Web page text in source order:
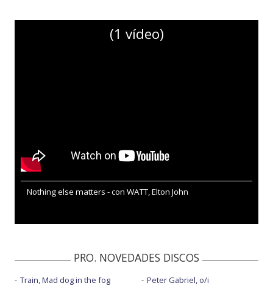
(1 vídeo)
Nothing else matters - con WATT, Elton John
PRO. NOVEDADES DISCOS
Train, Mad dog in the fog
Peter Gabriel, o/i